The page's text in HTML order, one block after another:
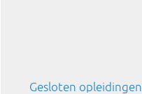
Gesloten opleidingen